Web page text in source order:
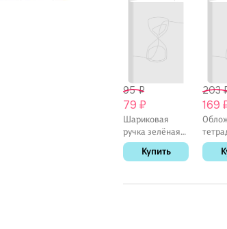
95 ₽
79 ₽
Шариковая
ручка зелёная
0,7 мм, Ordinary,
SchillerКупить
203
169
мкм,